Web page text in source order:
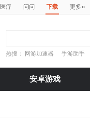
医疗 问问 下载 更多»
热搜： 网游加速器 手游助手
安卓游戏